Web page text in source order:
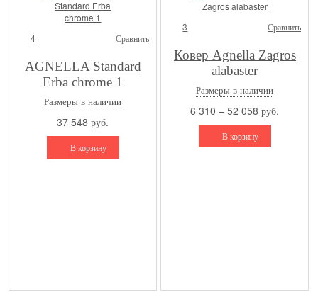
4 Сравнить
AGNELLA Standard
Erba chrome 1
Размеры в наличии
37 548 руб.
В корзину
3 Сравнить
Ковер Agnella Zagros
alabaster
Размеры в наличии
6 310 – 52 058 руб.
В корзину